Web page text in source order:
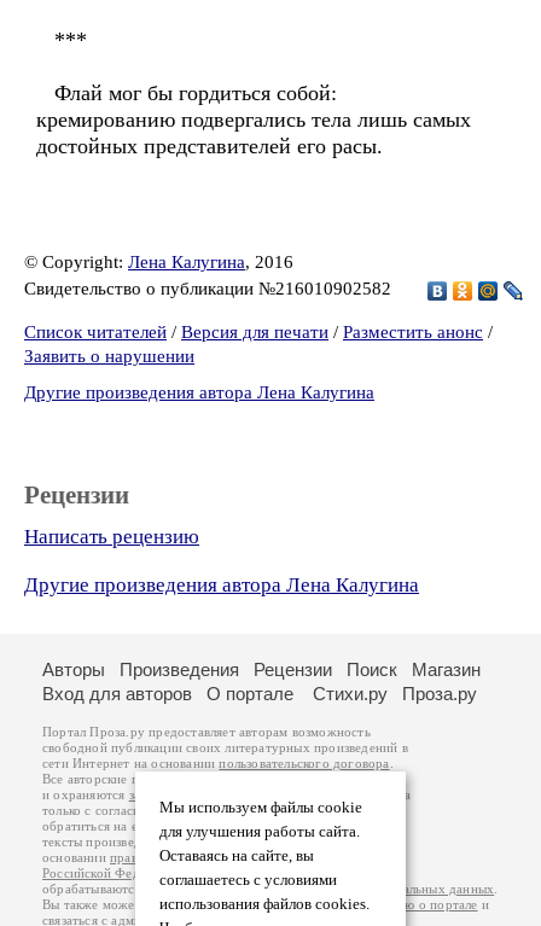
***
Флай мог бы гордиться собой:
кремированию подвергались тела лишь самых
достойных представителей его расы.
© Copyright: Лена Калугина, 2016
Свидетельство о публикации №216010902582
Список читателей / Версия для печати / Разместить анонс /
Заявить о нарушении
Другие произведения автора Лена Калугина
Рецензии
Написать рецензию
Другие произведения автора Лена Калугина
Мы используем файлы cookie
для улучшения работы сайта.
Оставаясь на сайте, вы
соглашаетесь с условиями
использования файлов cookies.
Авторы Произведения Рецензии Поиск
Магазин
Вход для авторов
О портале Стихи.ру Проза.ру
Портал Проза.ру предоставляет авторам возможность
свободной публикации своих литературных произведений в
сети Интернет на основаниипользовательского договора
Все авторские права на произведения принадлежат авторам
и охраняются законом
. Перепечатка произведений возможна
только с согласия его автора, к которому вы можете
обратиться на его авторской странице. Ответственность за
тексты произведений авторы несут самостоятельно на
основанииправил публикацииизаконодательства
Российской Федерации
обрабатываются на основанииПолитики обработки персональных данных
Вы также можете посмотреть более подробнуюинформацию о портале и
связаться с администрацией